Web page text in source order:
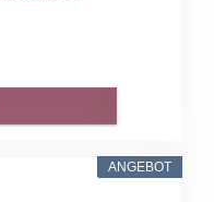
ANGEBOT